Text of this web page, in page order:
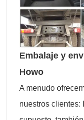
Embalaje y
Howo
A menudo
nuestros clientes: